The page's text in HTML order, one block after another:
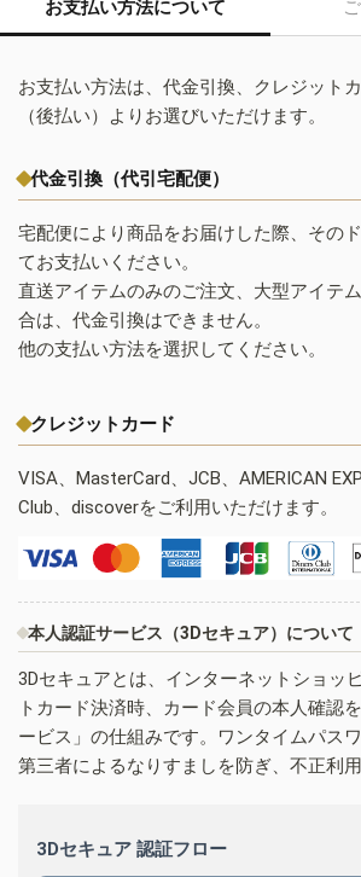
お支払い方法について
お支払い方法は、代金引換、クレジット
（後払い）よりお選びいただけます。
代金引換（代引宅配便）
宅配便により商品をお届けした際、その
てお支払いください。
直送アイテムのみのご注文、大型アイテ
合は、代金引換はできません。
他の支払い方法を選択してください。
クレジットカード
VISA、MasterCard、JCB、AMERICAN
Club、discoverをご利用いただけます。
本人認証サービス（3Dセキュア）について
3Dセキュアとは、インターネットショッ
トカード決済時、カード会員の本人確認
ービス」の仕組みです。ワンタイムパス
第三者によるなりすましを防ぎ、不正利用
3Dセキュア 認証フロー